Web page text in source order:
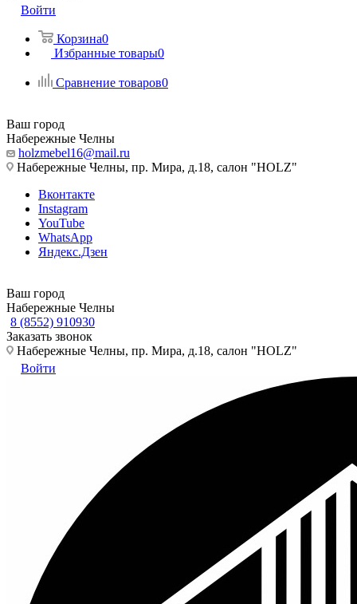
Войти
Корзина0
Избранные товары0
Сравнение товаров0
Ваш город
Набережные Челны
holzmebel16@mail.ru
Набережные Челны, пр. Мира, д.18, салон "HOLZ"
Вконтакте
Instagram
YouTube
WhatsApp
Яндекс.Дзен
Ваш город
Набережные Челны
8 (8552) 910930
Заказать звонок
Набережные Челны, пр. Мира, д.18, салон "HOLZ"
Войти